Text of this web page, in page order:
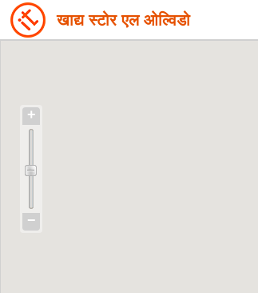
खाद्य स्टोर एल ओल्विडो
+
−